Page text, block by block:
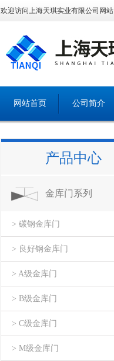
欢迎访问上海天琪实业有限公司网站
网站首页 公司简介
产品中心
金库门系列
> 碳钢金库门
> 良好钢金库门
> A级金库门
> B级金库门
> C级金库门
> M级金库门